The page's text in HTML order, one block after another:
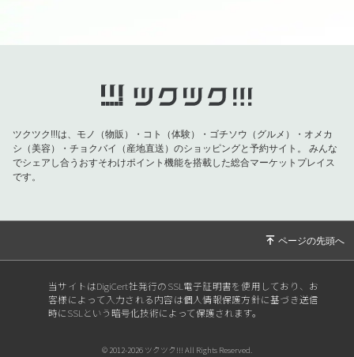
ツクツク!!!は、モノ（物販）・コト（体験）・ゴチソウ（グルメ）・オメカ
シ（美容）・チョクバイ（産地直送）のショッピングと予約サイト。
みんな
でシェアし合うおすそわけポイント機能を搭載した総合マーケットプレイス
です。
当サイトはDigiCert社発行のSSL電子証明書を使用しており、お
客様によって入力される内容は個人情報保護方針に基づき送信
時にSSLという暗号化技術によって保護されます。
© 2012-2026 ツクツク!!! All Rights Reserved.